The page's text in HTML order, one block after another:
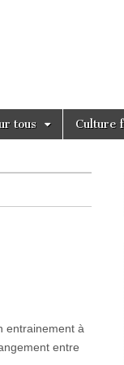
tous Culture
entrainement à
entre